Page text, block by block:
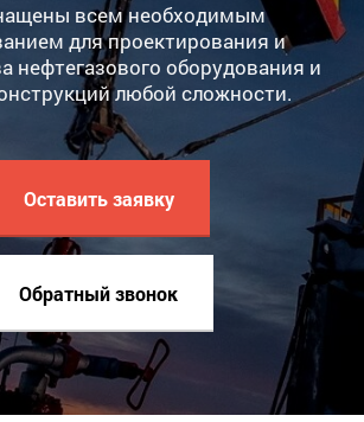
всем необходимым
для проектирования и
нефтегазового оборудования и
любой сложности.
Оставить заявку
Обратный звонок